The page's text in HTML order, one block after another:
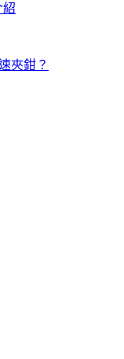
紹
夾鉗？